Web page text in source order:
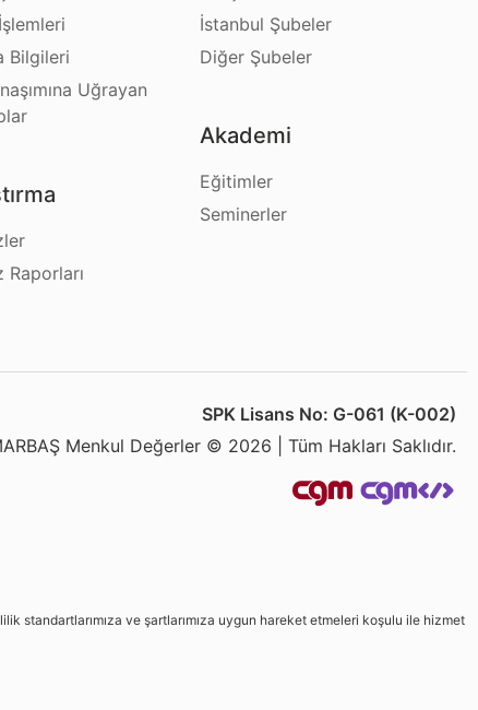
Bilgileri
Uğrayan
Raporları
İstanbul Şubeler
Diğer Şubeler
Akademi
Eğitimler
Seminerler
SPK Lisans No: G-061 (K-002)
Menkul Değerler © 2026 | Tüm Hakları Saklıdır.
standartlarımıza ve şartlarımıza uygun hareket etmeleri koşulu ile hizmet